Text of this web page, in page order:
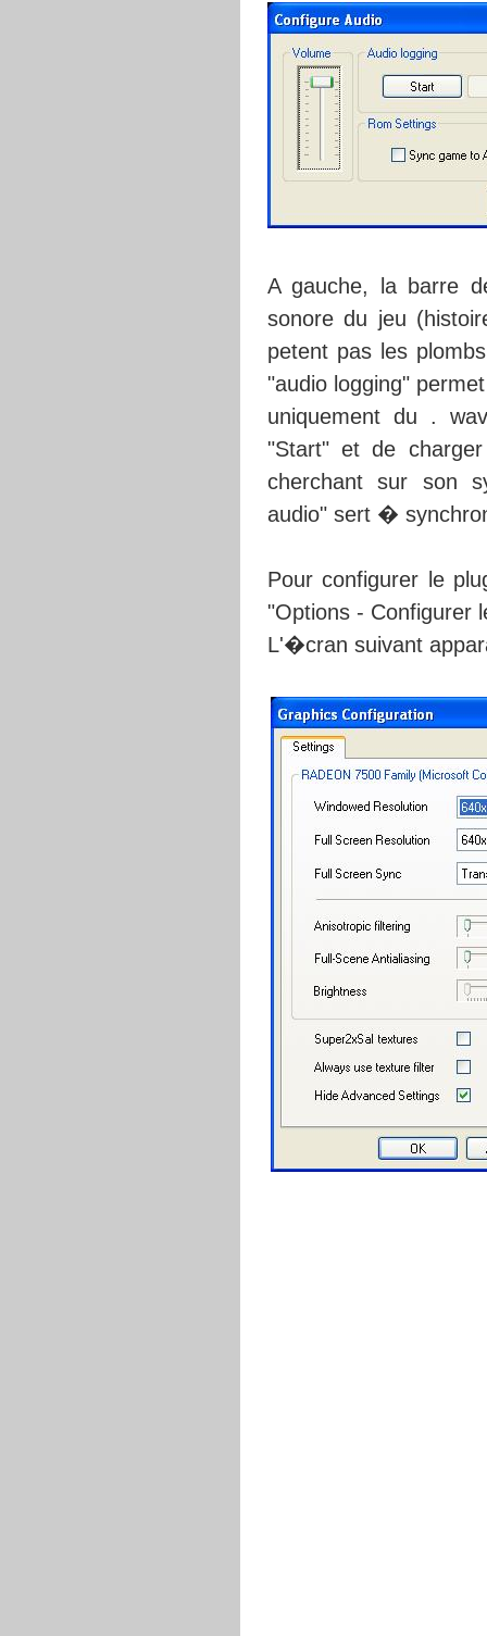
A gauche, la barre
sonore du jeu
petent pas les
"audio logging"
uniquement du .
"Start" et de
cherchant sur son
audio" sert �
Pour configurer le
"Options - Configurer
L'�cran suivant